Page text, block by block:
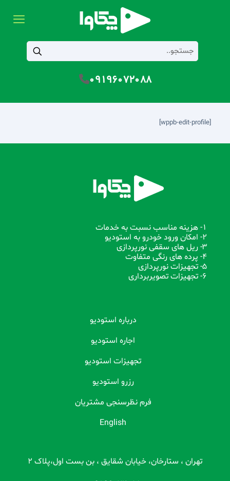
09196072088
[wppb-edit-profile]
1- هزینه مناسب نسبت به خدمات
2- امکان ورود خودرو به استودیو
3- ریل های سقفی نورپردازی
4- پرده های رنگی متفاوت
5- تجهیزات نورپردازی
6- تجهیزات تصویربرداری
درباره استودیو
اجاره استودیو
تجهیزات استودیو
رزرو استودیو
فرم نظرسنجی مشتریان
English
تهران ، ستارخان، خیابان شقایق ، بن بست اول،پلاک 2